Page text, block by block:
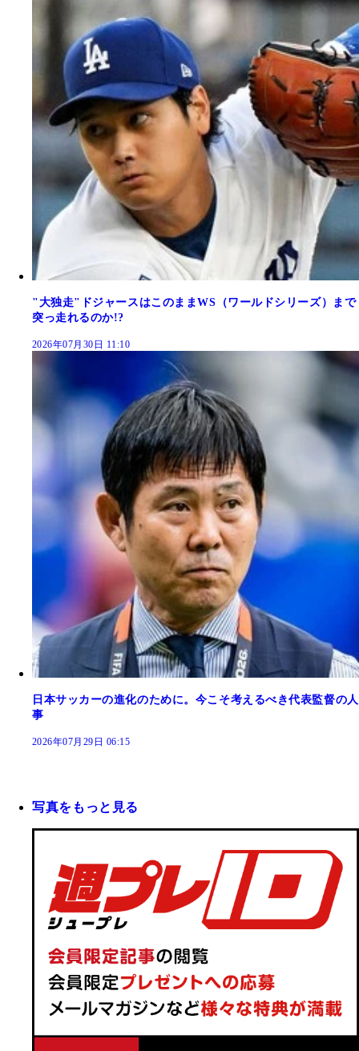
"大独走"ドジャースはこのままWS（ワールドシリーズ）まで
突っ走れるのか!?
2026年07月30日 11:10
日本サッカーの進化のために。今こそ考えるべき代表監督の人
事
2026年07月29日 06:15
写真をもっと見る